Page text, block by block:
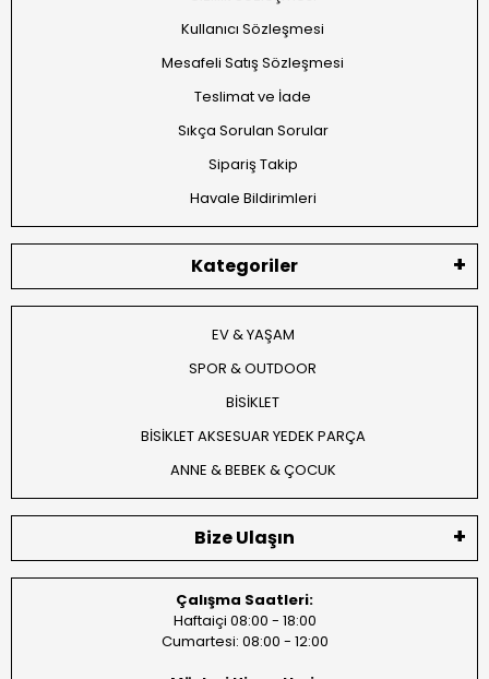
Kullanıcı Sözleşmesi
Mesafeli Satış Sözleşmesi
Teslimat ve İade
Sıkça Sorulan Sorular
Sipariş Takip
Havale Bildirimleri
Kategoriler
EV & YAŞAM
SPOR & OUTDOOR
BİSİKLET
BİSİKLET AKSESUAR YEDEK PARÇA
ANNE & BEBEK & ÇOCUK
Bize Ulaşın
Çalışma Saatleri:
Haftaiçi 08:00 - 18:00
Cumartesi: 08:00 - 12:00